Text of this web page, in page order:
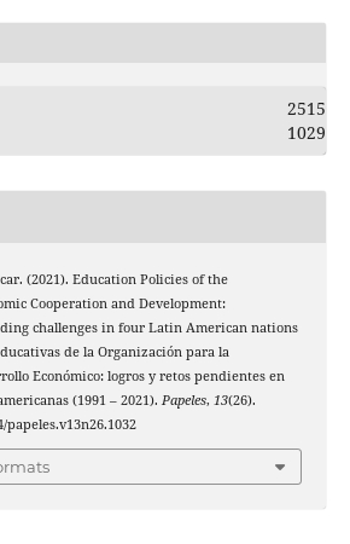
2515
1029
(2021). Education Policies of the
Cooperation and Development:
challenges in four Latin American nations
de la Organización para la
Económico: logros y retos pendientes en
(1991 – 2021). Papeles, 13(26).